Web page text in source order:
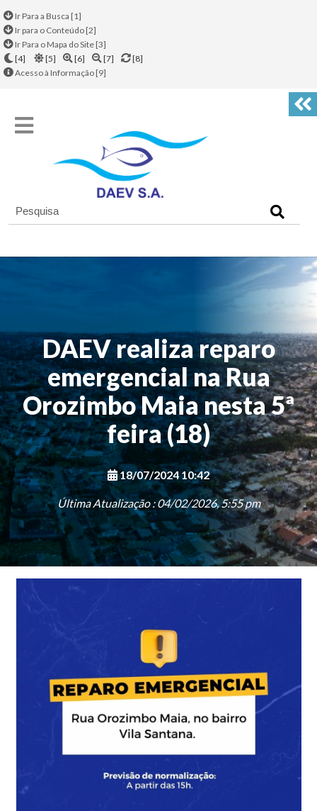
Ir Para a Busca [1]
Ir para o Conteúdo [2]
Ir Para o Mapa do Site [3]
[4]
[5] [6] [7]
[8]
Acesso à Informação [9]
DAEV realiza reparo
emergencial na Rua
Orozimbo Maia nesta 5ª
feira (18)
18/07/2024 10:42
Última Atualização : 04/02/2026, 5:55 pm